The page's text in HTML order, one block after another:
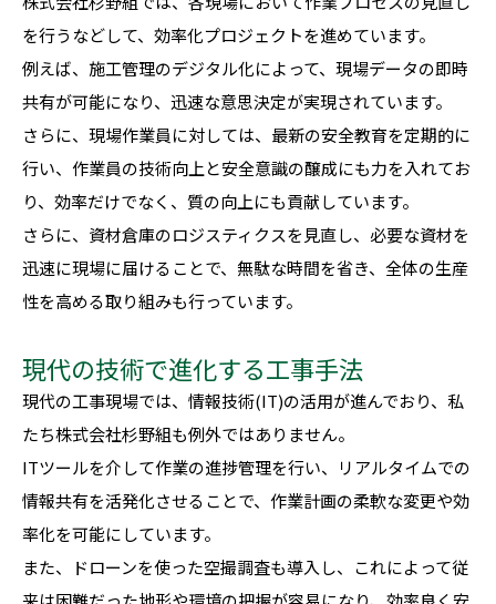
を行うなどして、効率化プロジェクトを進めています。
例えば、施工管理のデジタル化によって、現場データの即時
共有が可能になり、迅速な意思決定が実現されています。
さらに、現場作業員に対しては、最新の安全教育を定期的に
行い、作業員の技術向上と安全意識の醸成にも力を入れてお
り、効率だけでなく、質の向上にも貢献しています。
さらに、資材倉庫のロジスティクスを見直し、必要な資材を
迅速に現場に届けることで、無駄な時間を省き、全体の生産
性を高める取り組みも行っています。
現代の技術で進化する工事手法
現代の工事現場では、情報技術(IT)の活用が進んでおり、私
たち株式会社杉野組も例外ではありません。
ITツールを介して作業の進捗管理を行い、リアルタイムでの
情報共有を活発化させることで、作業計画の柔軟な変更や効
率化を可能にしています。
また、ドローンを使った空撮調査も導入し、これによって従